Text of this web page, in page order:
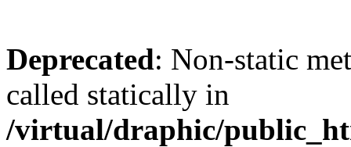
Deprecated: Non-static
called statically in
/virtual/draphic/